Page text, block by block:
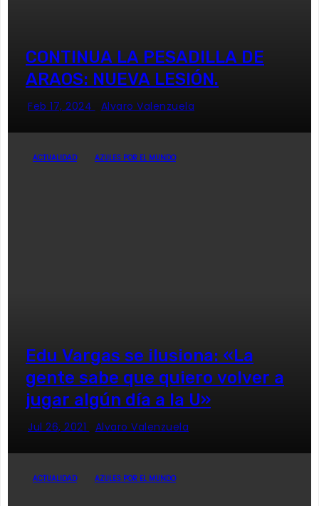
CONTINUA LA PESADILLA DE
ARAOS: NUEVA LESIÓN.
Feb 17, 2024 Alvaro Valenzuela
ACTUALIDAD AZULES POR EL MUNDO
Edu Vargas se ilusiona: «La
gente sabe que quiero volver a
jugar algún día a la U»
Jul 26, 2021 Alvaro Valenzuela
ACTUALIDAD AZULES POR EL MUNDO